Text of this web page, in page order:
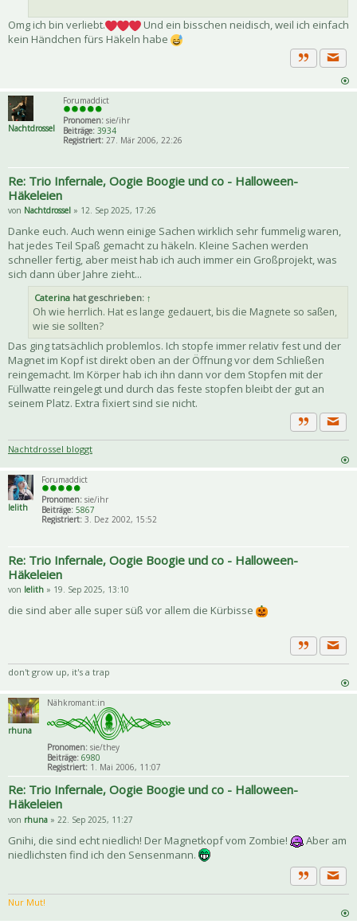
Omg ich bin verliebt.
Und ein bisschen neidisch, weil ich einfach
kein Händchen fürs Häkeln habe
Zitat
Nachtdrossel
Forumaddict
Pronomen: sie/ihr
Beiträge: 3934
Registriert: 27. Mär 2006, 22:26
Re: Trio Infernale, Oogie Boogie und co - Halloween-
Häkeleien
von Nachtdrossel » 12. Sep 2025, 17:26
Danke euch. Auch wenn einige Sachen wirklich sehr fummelig waren,
hat jedes Teil Spaß gemacht zu häkeln. Kleine Sachen werden
schneller fertig, aber meist hab ich auch immer ein Großprojekt, was
sich dann über Jahre zieht...
Caterina hat geschrieben: ↑
Oh wie herrlich. Hat es lange gedauert, bis die Magnete so saßen,
wie sie sollten?
Das ging tatsächlich problemlos. Ich stopfe immer relativ fest und der
Magnet im Kopf ist direkt oben an der Öffnung vor dem Schließen
reingemacht. Im Körper hab ich ihn dann vor dem Stopfen mit der
Füllwatte reingelegt und durch das feste stopfen bleibt der gut an
seinem Platz. Extra fixiert sind sie nicht.
Zitat
Nachtdrossel bloggt
lelith
Forumaddict
Pronomen: sie/ihr
Beiträge: 5867
Registriert: 3. Dez 2002, 15:52
Re: Trio Infernale, Oogie Boogie und co - Halloween-
Häkeleien
von lelith » 19. Sep 2025, 13:10
die sind aber alle super süß vor allem die Kürbisse
Zitat
don't grow up, it's a trap
rhuna
Nähkromant:in
Pronomen:sie/they
Beiträge: 6980
Registriert:1. Mai 2006, 11:07
Re: Trio Infernale, Oogie Boogie und co - Halloween-
Häkeleien
von rhuna » 22. Sep 2025, 11:27
Gnihi, die sind echt niedlich! Der Magnetkopf vom Zombie!
Aber am
niedlichsten find ich den Sensenmann.
Zitat
Nur Mut!